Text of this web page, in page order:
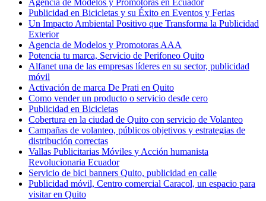
Publicidad en Bicicletas y su Éxito en Eventos y Ferias
Un Impacto Ambiental Positivo que Transforma la Publicidad
Exterior
Agencia de Modelos y Promotoras AAA
Potencia tu marca, Servicio de Perifoneo Quito
Alfanet una de las empresas líderes en su sector, publicidad
móvil
Activación de marca De Prati en Quito
Como vender un producto o servicio desde cero
Publicidad en Bicicletas
Cobertura en la ciudad de Quito con servicio de Volanteo
Campañas de volanteo, públicos objetivos y estrategias de
distribución correctas
Vallas Publicitarias Móviles y Acción humanista
Revolucionaria Ecuador
Servicio de bici banners Quito, publicidad en calle
Publicidad móvil, Centro comercial Caracol, un espacio para
visitar en Quito